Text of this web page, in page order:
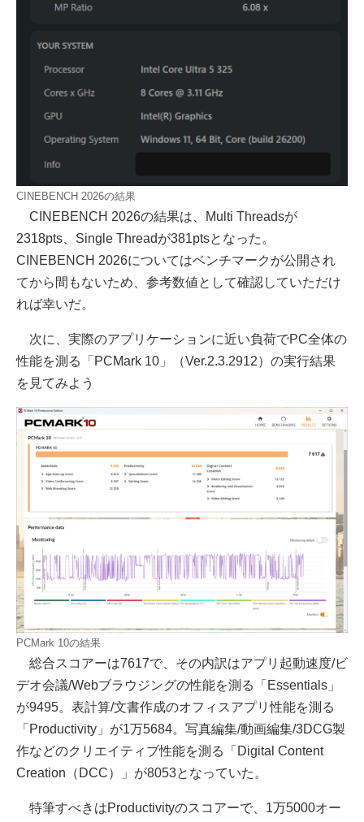
CINEBENCH 2026の結果
CINEBENCH 2026の結果は、Multi Threadsが
2318pts、Single Threadが381ptsとなった。
CINEBENCH 2026についてはベンチマークが公開され
てから間もないため、参考数値として確認していただけ
れば幸いだ。
次に、実際のアプリケーションに近い負荷でPC全体の
性能を測る「PCMark 10」（Ver.2.3.2912）の実行結果
を見てみよう
PCMark 10の結果
総合スコアーは7617で、その内訳はアプリ起動速度/ビ
デオ会議/Webブラウジングの性能を測る「Essentials」
が9495。表計算/文書作成のオフィスアプリ性能を測る
「Productivity」が1万5684。写真編集/動画編集/3DCG製
作などのクリエイティブ性能を測る「Digital Content
Creation（DCC）」が8053となっていた。
特筆すべきはProductivityのスコアーで、1万5000オー